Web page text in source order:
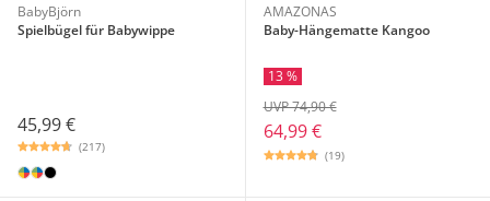
BabyBjörn
Spielbügel für Babywippe
45,99 €
(217)
AMAZONAS
Baby-Hängematte Kangoo
13 %
64,99 €
UVP 74,90 €
(19)